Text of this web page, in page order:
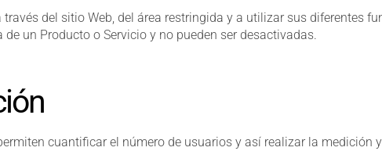
del sitio Web, del área restringida y a utilizar sus diferentes
un Producto o Servicio y no pueden ser desactivadas.
cuantificar el número de usuarios y así realizar la